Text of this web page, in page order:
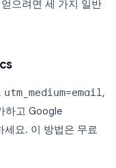
으려면 세 가지 일반
, utm_medium=email,
하고 Google
요. 이 방법은 무료